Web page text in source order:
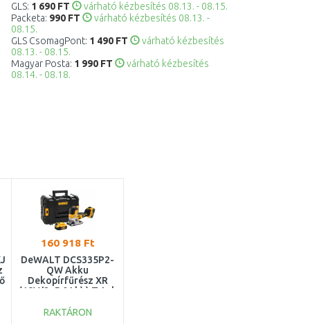
GLS: 1 690 FT
várható kézbesítés 08.13. - 08.15.
Packeta: 990 FT
várható kézbesítés 08.13. -
08.15.
GLS CsomagPont: 1 490 FT
várható kézbesítés
08.13. - 08.15.
Magyar Posta: 1 990 FT
várható kézbesítés
08.14. - 08.18.
160 918 Ft
DeWALT DCS335P2-
QW Akku
Dekopírfűrész XR
(18V/2x5,0Ah) ) Tstak
RAKTÁRON